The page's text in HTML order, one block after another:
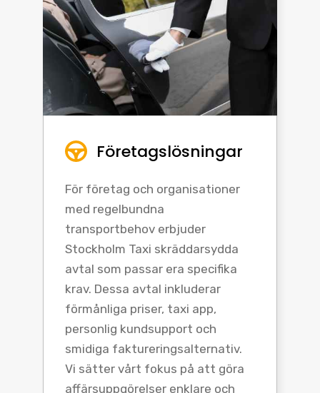
Företagslösningar
För företag och organisationer
med regelbundna
transportbehov erbjuder
Stockholm Taxi skräddarsydda
avtal som passar era specifika
krav. Dessa avtal inkluderar
förmånliga priser, taxi app,
personlig kundsupport och
smidiga faktureringsalternativ.
Vi sätter vårt fokus på att göra
affärsuppgörelser enklare och